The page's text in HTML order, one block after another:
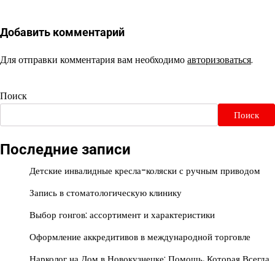
Добавить комментарий
Для отправки комментария вам необходимоавторизоваться.
Поиск
Поиск
Последние записи
Детские инвалидные кресла-коляски с ручным приводом
Запись в стоматологическую клинику
Выбор гонгов: ассортимент и характеристики
Оформление аккредитивов в международной торговле